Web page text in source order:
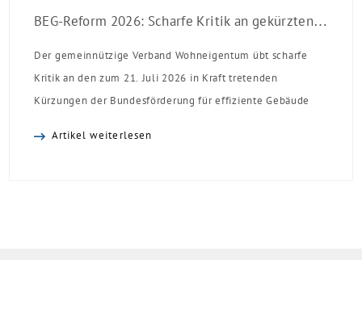
BEG-Reform 2026: Scharfe Kritik an gekürzten Sanierungsförderungen
Der gemeinnützige Verband Wohneigentum übt scharfe
Kritik an den zum 21. Juli 2026 in Kraft tretenden
Kürzungen der Bundesförderung für effiziente Gebäude
Artikel weiterlesen